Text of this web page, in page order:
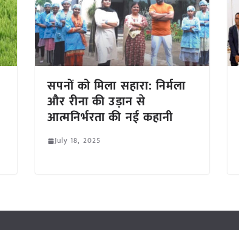
सपनों को मिला सहारा: निर्मला
और रीना की उड़ान से
आत्मनिर्भरता की नई कहानी
July 18, 2025